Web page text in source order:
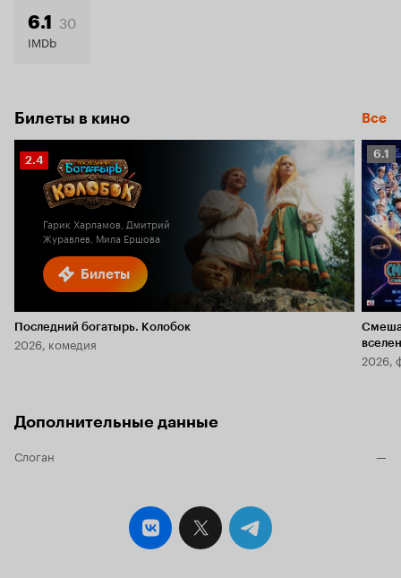
6.1 30
IMDb
Билеты в кино Все
Билеты
Рейтинг
Кинопоиска
2.4
Гарик Харламов, Дмитрий
Журавлев, Мила Ершова
Последний богатырь. Колобок
2026, комедия
6.1
6.1
2026,
Дополнительные данные
Слоган —